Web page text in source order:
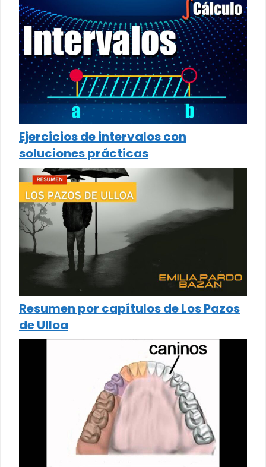
Ejercicios de intervalos con
soluciones prácticas
Resumen por capítulos de Los Pazos
de Ulloa